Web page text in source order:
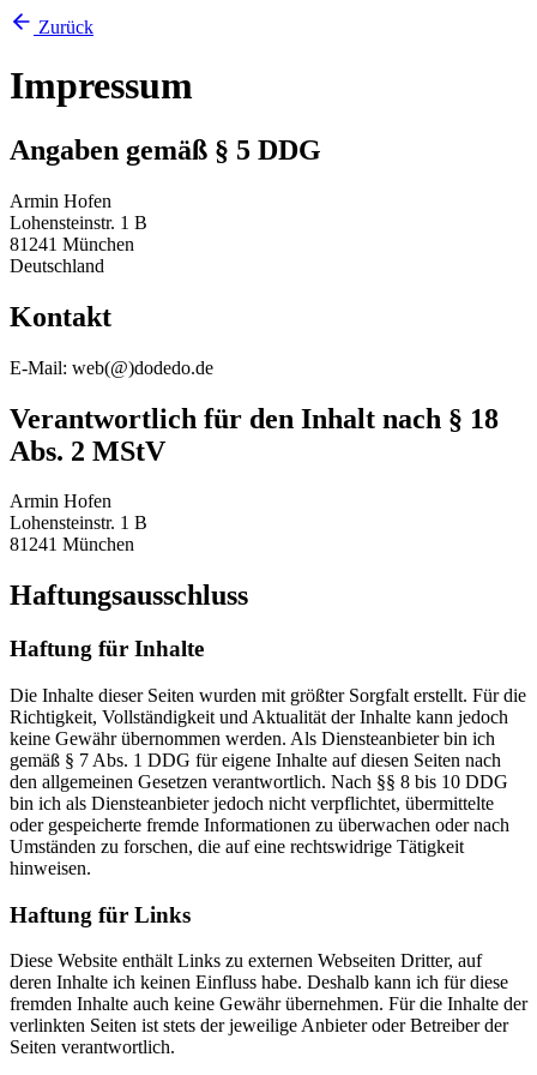
Zurück
Impressum
Angaben gemäß § 5 DDG
Armin Hofen
Lohensteinstr. 1 B
81241 München
Deutschland
Kontakt
E-Mail: web(@)dodedo.de
Verantwortlich für den Inhalt nach § 18
Abs. 2 MStV
Armin Hofen
Lohensteinstr. 1 B
81241 München
Haftungsausschluss
Haftung für Inhalte
Die Inhalte dieser Seiten wurden mit größter Sorgfalt erstellt. Für die
Richtigkeit, Vollständigkeit und Aktualität der Inhalte kann jedoch
keine Gewähr übernommen werden. Als Diensteanbieter bin ich
gemäß § 7 Abs. 1 DDG für eigene Inhalte auf diesen Seiten nach
den allgemeinen Gesetzen verantwortlich. Nach §§ 8 bis 10 DDG
bin ich als Diensteanbieter jedoch nicht verpflichtet, übermittelte
oder gespeicherte fremde Informationen zu überwachen oder nach
Umständen zu forschen, die auf eine rechtswidrige Tätigkeit
hinweisen.
Haftung für Links
Diese Website enthält Links zu externen Webseiten Dritter, auf
deren Inhalte ich keinen Einfluss habe. Deshalb kann ich für diese
fremden Inhalte auch keine Gewähr übernehmen. Für die Inhalte der
verlinkten Seiten ist stets der jeweilige Anbieter oder Betreiber der
Seiten verantwortlich.